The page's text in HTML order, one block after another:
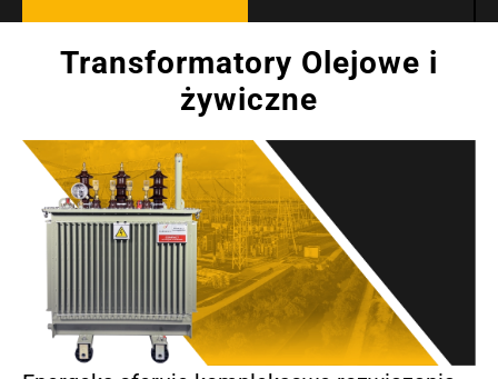
Transformatory Olejowe i
żywiczne